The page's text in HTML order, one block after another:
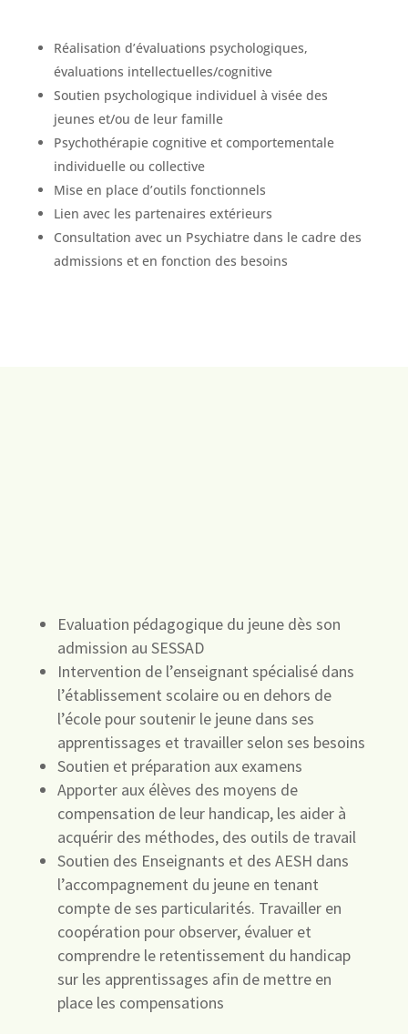
Réalisation d’évaluations psychologiques,
évaluations intellectuelles/cognitive
Soutien psychologique individuel à visée des
jeunes et/ou de leur famille
Psychothérapie cognitive et comportementale
individuelle ou collective
Mise en place d’outils fonctionnels
Lien avec les partenaires extérieurs
Consultation avec un Psychiatre dans le cadre des
admissions et en fonction des besoins
Evaluation pédagogique du jeune dès son
admission au SESSAD
Intervention de l’enseignant spécialisé dans
l’établissement scolaire ou en dehors de
l’école pour soutenir le jeune dans ses
apprentissages et travailler selon ses besoins
Soutien et préparation aux examens
Apporter aux élèves des moyens de
compensation de leur handicap, les aider à
acquérir des méthodes, des outils de travail
Soutien des Enseignants et des AESH dans
l’accompagnement du jeune en tenant
compte de ses particularités. Travailler en
coopération pour observer, évaluer et
comprendre le retentissement du handicap
sur les apprentissages afin de mettre en
place les compensations